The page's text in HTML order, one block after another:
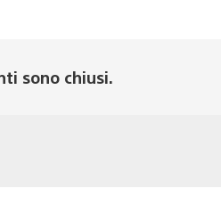
sono chiusi.